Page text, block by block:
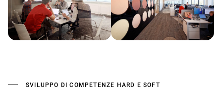
SVILUPPO DI COMPETENZE HARD E SOFT